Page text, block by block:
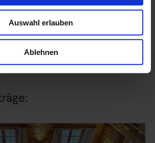
Auswahl erlauben
Ablehnen
hinter dem Code. Heute: Jonas.→